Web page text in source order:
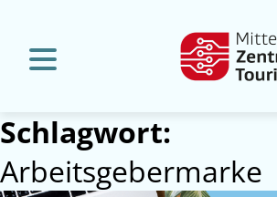
Schlagwort:
Arbeitsgebermarke